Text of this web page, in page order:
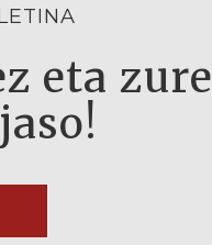
eta zure